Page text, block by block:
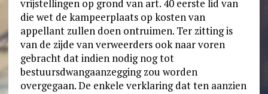
vrijstellingen op grond van art. 40 eerste lid van
die wet de kampeerplaats op kosten van
appellant zullen doen ontruimen. Ter zitting is
van de zijde van verweerders ook naar voren
gebracht dat indien nodig nog tot
bestuursdwangaanzegging zou worden
overgegaan. De enkele verklaring dat ten aanzien